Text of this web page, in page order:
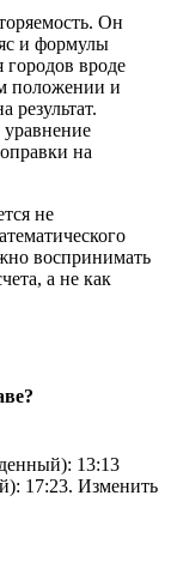
Он
и формулы
вроде
положении и
результат.
на
не
воспринимать
а не как
13:13
17:23. Изменить